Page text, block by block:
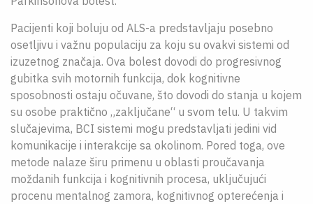
Pacijenti koji boluju od ALS-a predstavljaju posebno
osetljivu i važnu populaciju za koju su ovakvi sistemi od
izuzetnog značaja. Ova bolest dovodi do progresivnog
gubitka svih motornih funkcija, dok kognitivne
sposobnosti ostaju očuvane, što dovodi do stanja u kojem
su osobe praktično „zaključane“ u svom telu. U takvim
slučajevima, BCI sistemi mogu predstavljati jedini vid
komunikacije i interakcije sa okolinom. Pored toga, ove
metode nalaze širu primenu u oblasti proučavanja
moždanih funkcija i kognitivnih procesa, uključujući
procenu mentalnog zamora, kognitivnog opterećenja i